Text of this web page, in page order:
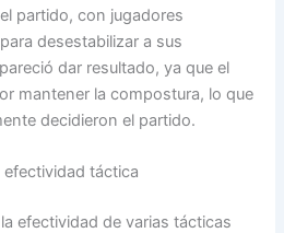
partido, con jugadores
desestabilizar a sus
dar resultado, ya que el
mantener la compostura, lo que
decidieron el partido.
táctica
efectividad de varias tácticas